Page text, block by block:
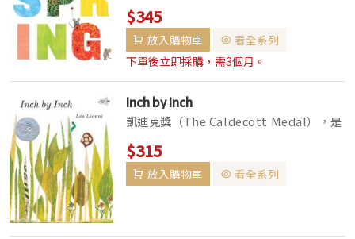
fans of Leo Lionni--inspired by his
bestselling
$345
放入購物車
看全系列
下單後立即採購，需3個月。
Inch by Inch
凱迪克獎（The Caldecott Medal），是
由美國圖書館協會所頒發的兒童繪本大獎。
1938年創立。 獎項的目的在於獎勵前一年
度出版的「給兒童的美國最傑出繪本」，選
$315
放入購物車 看全系列